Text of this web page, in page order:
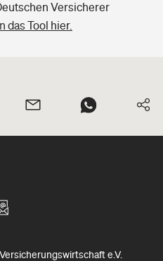
Versicherer
das Tool hier.
e.V.